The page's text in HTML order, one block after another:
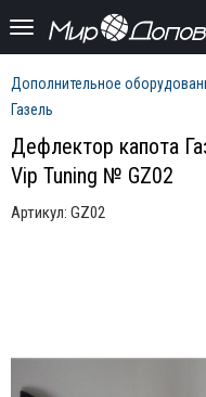
Дополнительное
Газель
Дефлектор капота
Vip Tuning № GZ02
Артикул: GZ02